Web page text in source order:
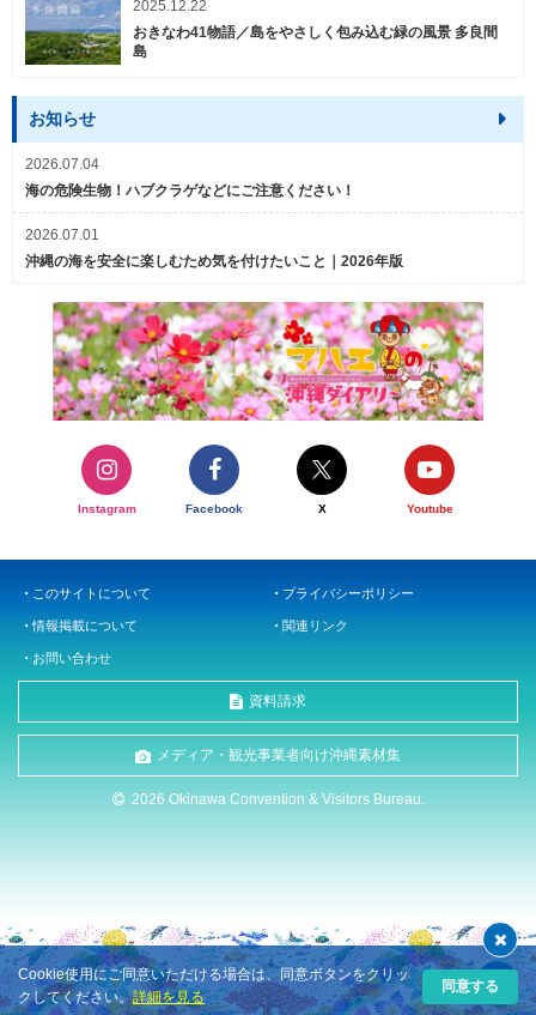
2025.12.22
おきなわ41物語／島をやさしく包み込む緑の風景 多良間
島
お知らせ
2026.07.04
海の危険生物！ハブクラゲなどにご注意ください！
2026.07.01
沖縄の海を安全に楽しむため気を付けたいこと｜2026年版
Instagram Facebook X Youtube
このサイトについて プライバシーポリシー
情報掲載について 関連リンク
お問い合わせ
資料請求
メディア・観光事業者向け沖縄素材集
2026 Okinawa Convention & Visitors Bureau.
Cookie使用にご同意いただける場合は、同意ボタンをクリッ
クしてください。詳細を見る
同意する